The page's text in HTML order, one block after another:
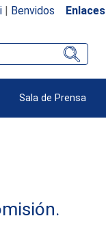
| Benvidos Enlaces
Sala de Prensa